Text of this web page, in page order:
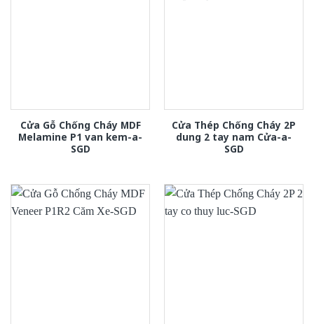
Cửa Gỗ Chống Cháy MDF
Melamine P1 van kem-a-
SGD
Cửa Thép Chống Cháy 2P
dung 2 tay nam Cửa-a-
SGD